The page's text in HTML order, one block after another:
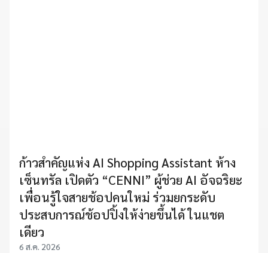
ก้าวสำคัญแห่ง AI Shopping Assistant ห้าง
เซ็นทรัล เปิดตัว “CENNI” ผู้ช่วย AI อัจฉริยะ
เพื่อนรู้ใจสายช้อปคนใหม่ ร่วมยกระดับ
ประสบการณ์ช้อปปิ้งให้ง่ายขึ้นได้ ในแชต
เดียว
6 ส.ค. 2026